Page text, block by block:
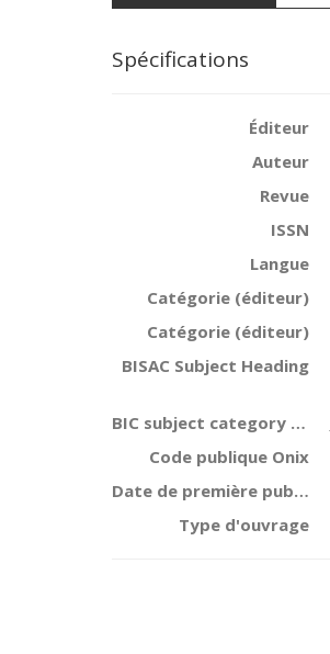
Spécifications
Éditeur
Auteur
Revue
ISSN
Langue
Catégorie (éditeur)
Catégorie (éditeur)
BISAC Subject Heading
BIC subject category (UK)
Code publique Onix
Date de première publication du titre
Type d'ouvrage